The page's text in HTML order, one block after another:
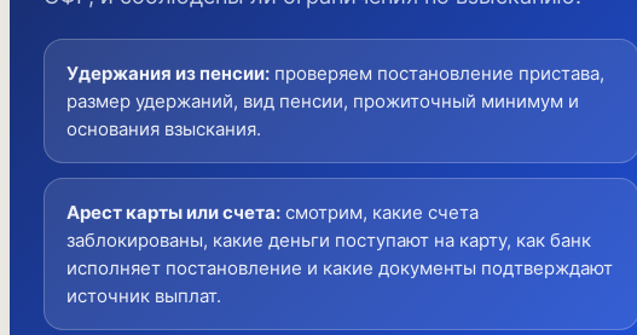
Удержания из пенсии: проверяем постановление пристава,
размер удержаний, вид пенсии, прожиточный минимум и
основания взыскания.
Арест карты или счета: смотрим, какие счета
заблокированы, какие деньги поступают на карту, как банк
исполняет постановление и какие документы подтверждают
источник выплат.